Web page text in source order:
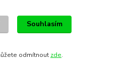
vybraných souborů cookies
Souhlasím
odmítnout zde.